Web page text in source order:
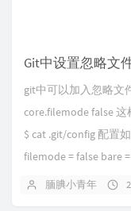
Git中设置忽略文
git中可以加入忽略文
core.filemode false
$ cat .git/config 配置
filemode = false bare
腼腆小青年